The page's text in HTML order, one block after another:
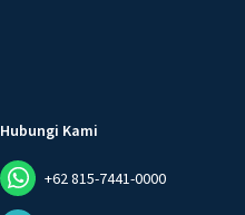
Hubungi Kami
+62 815-7441-0000